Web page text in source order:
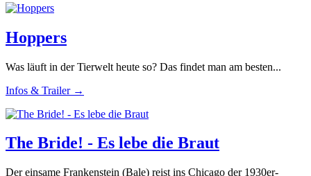
Hoppers
Was läuft in der Tierwelt heute so? Das findet man am besten...
Infos & Trailer →
The Bride! - Es lebe die Braut
Der einsame Frankenstein (Bale) reist ins Chicago der 1930er-